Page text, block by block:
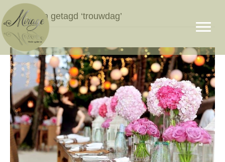
Berichten getagd ‘trouwdag’